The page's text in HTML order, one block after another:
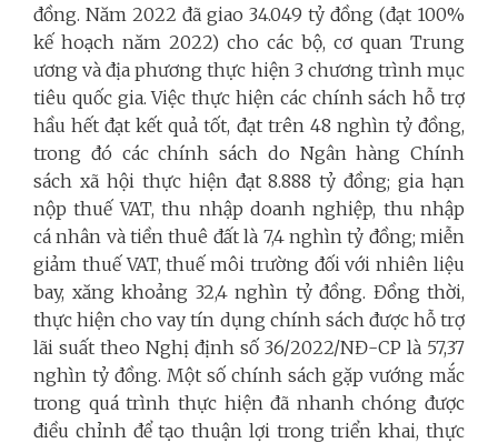
đồng. Năm 2022 đã giao 34.049 tỷ đồng (đạt 100%
kế hoạch năm 2022) cho các bộ, cơ quan Trung
ương và địa phương thực hiện 3 chương trình mục
tiêu quốc gia. Việc thực hiện các chính sách hỗ trợ
hầu hết đạt kết quả tốt, đạt trên 48 nghìn tỷ đồng,
trong đó các chính sách do Ngân hàng Chính
sách xã hội thực hiện đạt 8.888 tỷ đồng; gia hạn
nộp thuế VAT, thu nhập doanh nghiệp, thu nhập
cá nhân và tiền thuê đất là 7,4 nghìn tỷ đồng; miễn
giảm thuế VAT, thuế môi trường đối với nhiên liệu
bay, xăng khoảng 32,4 nghìn tỷ đồng. Đồng thời,
thực hiện cho vay tín dụng chính sách được hỗ trợ
lãi suất theo Nghị định số 36/2022/NĐ-CP là 57,37
nghìn tỷ đồng. Một số chính sách gặp vướng mắc
trong quá trình thực hiện đã nhanh chóng được
điều chỉnh để tạo thuận lợi trong triển khai, thực